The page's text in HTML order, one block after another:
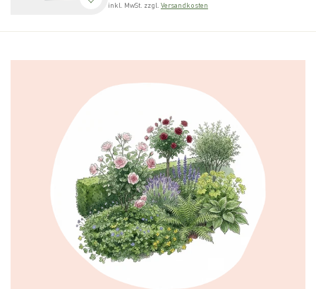
inkl. MwSt. zzgl. Versandkosten